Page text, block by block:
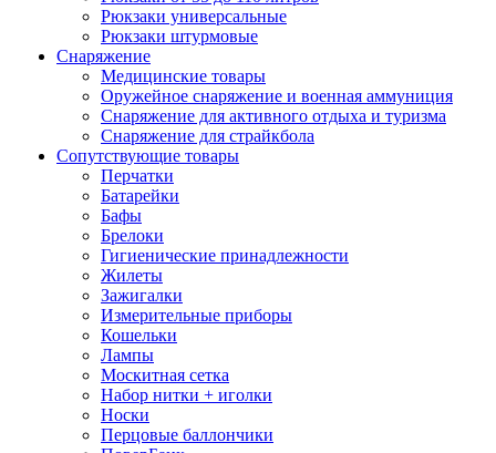
Рюкзаки универсальные
Рюкзаки штурмовые
Снаряжение
Медицинские товары
Оружейное снаряжение и военная аммуниция
Снаряжение для активного отдыха и туризма
Снаряжение для страйкбола
Сопутствующие товары
Перчатки
Батарейки
Бафы
Брелоки
Гигиенические принадлежности
Жилеты
Зажигалки
Измерительные приборы
Кошельки
Лампы
Москитная сетка
Набор нитки + иголки
Носки
Перцовые баллончики